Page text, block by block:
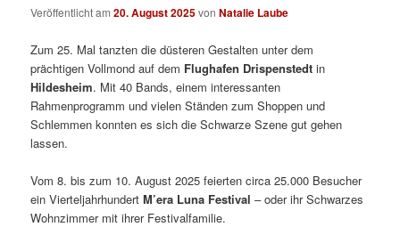
Veröffentlicht am20. August 2025vonNatalie Laube
Zum 25. Mal tanzten die düsteren Gestalten unter dem
prächtigen Vollmond auf dem Flughafen Drispenstedt in
Hildesheim. Mit 40 Bands, einem interessanten
Rahmenprogramm und vielen Ständen zum Shoppen und
Schlemmen konnten es sich die Schwarze Szene gut gehen
lassen.
Vom 8. bis zum 10. August 2025 feierten circa 25.000 Besucher
ein VierteljahrhundertM’era Luna Festival – oder ihr Schwarzes
Wohnzimmer mit ihrer Festivalfamilie.